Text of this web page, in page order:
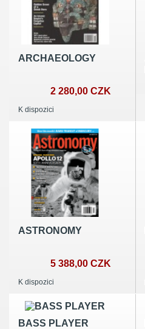
ARCHAEOLOGY
2 280,00 CZK
K dispozici
ASTRONOMY
5 388,00 CZK
K dispozici
BASS PLAYER